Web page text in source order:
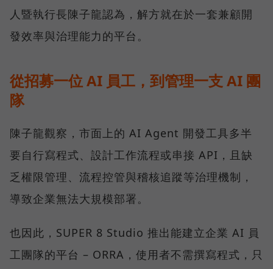
人暨執行長陳子龍認為，解方就在於一套兼顧開
發效率與治理能力的平台。
從招募一位 AI 員工，到管理一支 AI 團
隊
陳子龍觀察，市面上的 AI Agent 開發工具多半
要自行寫程式、設計工作流程或串接 API，且缺
乏權限管理、流程控管與稽核追蹤等治理機制，
導致企業無法大規模部署。
也因此，SUPER 8 Studio 推出能建立企業 AI 員
工團隊的平台 – ORRA，使用者不需撰寫程式，只